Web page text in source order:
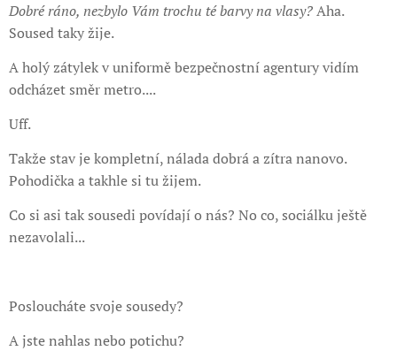
Dobré ráno, nezbylo Vám trochu té barvy na vlasy?Aha.
Soused taky žije.
A holý zátylek v uniformě bezpečnostní agentury vidím
odcházet směr metro....
Uff.
Takže stav je kompletní, nálada dobrá a zítra nanovo.
Pohodička a takhle si tu žijem.
Co si asi tak sousedi povídají o nás? No co, sociálku ještě
nezavolali...
Posloucháte svoje sousedy?
A jste nahlas nebo potichu?